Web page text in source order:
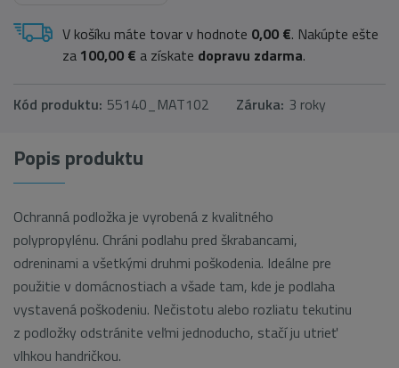
V košíku máte tovar v hodnote 0,00 €. Nakúpte ešte
za 100,00 € a získate dopravu zdarma.
Kód produktu: 55140_MAT102 Záruka: 3 roky
Popis produktu
Ochranná podložka je vyrobená z kvalitného
polypropylénu. Chráni podlahu pred škrabancami,
odreninami a všetkými druhmi poškodenia. Ideálne pre
použitie v domácnostiach a všade tam, kde je podlaha
vystavená poškodeniu. Nečistotu alebo rozliatu tekutinu
z podložky odstránite veľmi jednoducho, stačí ju utrieť
vlhkou handričkou.